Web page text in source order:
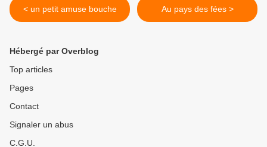
< un petit amuse bouche Au pays des fées >
Hébergé par Overblog
Top articles
Pages
Contact
Signaler un abus
C.G.U.